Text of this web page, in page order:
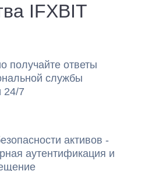
IFXBIT
получайте ответы
службы
24/7
активов -
аутентификация и